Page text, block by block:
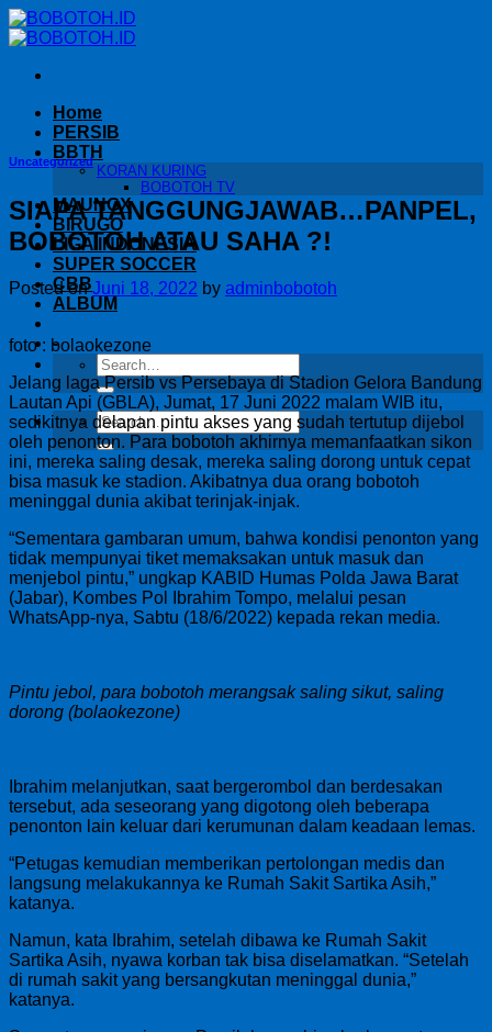
Skip
to
Home
PERSIB
BBTH
KORAN KURING
BOBOTOH TV
MAUNGX
BIRUGO
LIGA INDONESIA
SUPER SOCCER
CBB
ALBUM
-
Uncategorized
SIAPA TANGGUNGJAWAB…PANPEL,
BOBOTOH ATAU SAHA ?!
Posted onJuni 18, 2022 by adminbobotoh
foto : bolaokezone
Jelang laga Persib vs Persebaya di Stadion Gelora Bandung
Lautan Api (GBLA), Jumat, 17 Juni 2022 malam WIB itu,
sedikitnya delapan pintu akses yang sudah tertutup dijebol
oleh penonton. Para bobotoh akhirnya memanfaatkan sikon
ini, mereka saling desak, mereka saling dorong untuk cepat
bisa masuk ke stadion. Akibatnya dua orang bobotoh
meninggal dunia akibat terinjak-injak.
“Sementara gambaran umum, bahwa kondisi penonton yang
tidak mempunyai tiket memaksakan untuk masuk dan
menjebol pintu,” ungkap KABID Humas Polda Jawa Barat
(Jabar), Kombes Pol Ibrahim Tompo, melalui pesan
WhatsApp-nya, Sabtu (18/6/2022) kepada rekan media.
Pintu jebol, para bobotoh merangsak saling sikut, saling
dorong (bolaokezone)
Ibrahim melanjutkan, saat bergerombol dan berdesakan
tersebut, ada seseorang yang digotong oleh beberapa
penonton lain keluar dari kerumunan dalam keadaan lemas.
“Petugas kemudian memberikan pertolongan medis dan
langsung melakukannya ke Rumah Sakit Sartika Asih,”
katanya.
Namun, kata Ibrahim, setelah dibawa ke Rumah Sakit
Sartika Asih, nyawa korban tak bisa diselamatkan. “Setelah
di rumah sakit yang bersangkutan meninggal dunia,”
katanya.